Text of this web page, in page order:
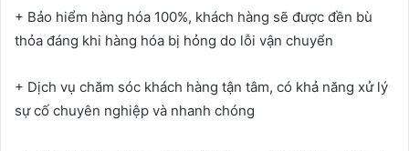
+ Bảo hiểm hàng hóa 100%, khách hàng sẽ được đền bù
thỏa đáng khi hàng hóa bị hỏng do lỗi vận chuyển
+ Dịch vụ chăm sóc khách hàng tận tâm, có khả năng xử lý
sự cố chuyên nghiệp và nhanh chóng